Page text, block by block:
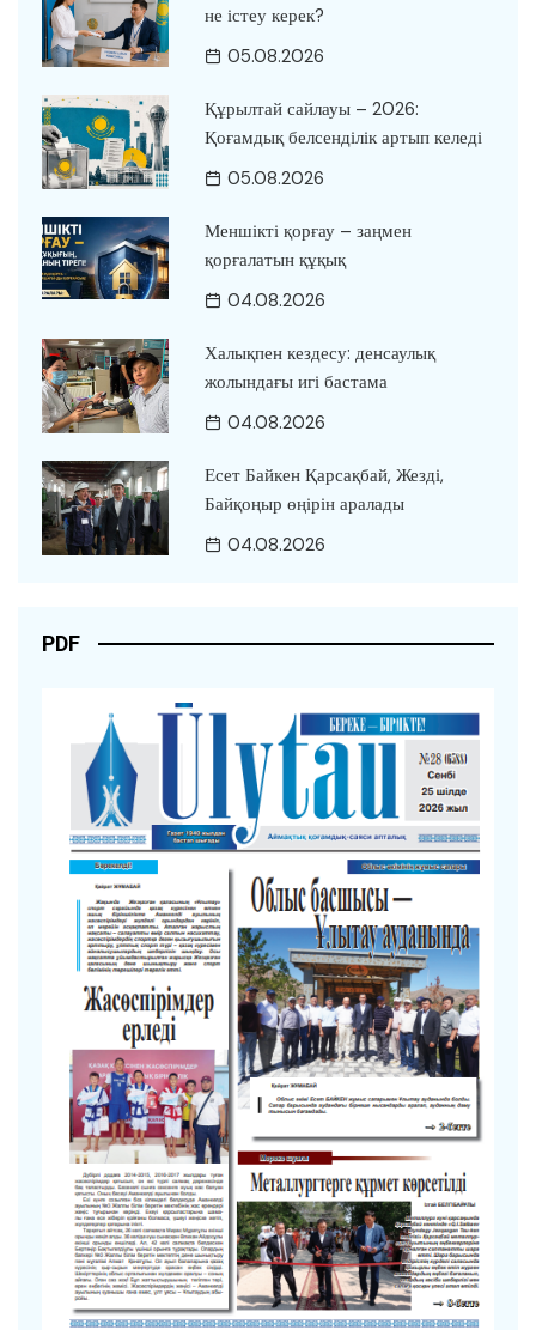
не істеу керек?
05.08.2026
Құрылтай сайлауы – 2026:
Қоғамдық белсенділік артып келеді
05.08.2026
Меншікті қорғау – заңмен
қорғалатын құқық
04.08.2026
Халықпен кездесу: денсаулық
жолындағы игі бастама
04.08.2026
Есет Байкен Қарсақбай, Жезді,
Байқоңыр өңірін аралады
04.08.2026
PDF